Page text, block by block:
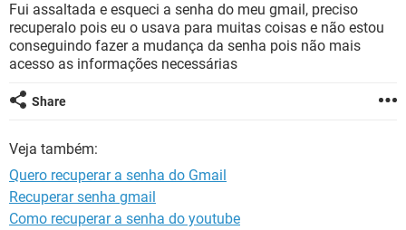
INSTAGRAM GMAIL
GUIA DE COMPRAS
OUTLOOK EXCEL
INSTAGRAM GMAIL
GUIA DE COMPRAS
Fui assaltada e esqueci a senha do meu gmail, preciso
recuperalo pois eu o usava para muitas coisas e não estou
conseguindo fazer a mudança da senha pois não mais
acesso as informações necessárias
Share
Veja também:
Quero recuperar a senha do Gmail
Recuperar senha gmail
Como recuperar a senha do youtube